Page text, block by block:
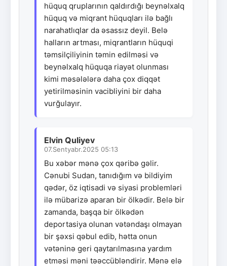
hüquq qruplarının qaldırdığı beynəlxalq
hüquq və miqrant hüquqları ilə bağlı
narahatlıqlar da əsassız deyil. Belə
halların artması, miqrantların hüquqi
təmsilçiliyinin təmin edilməsi və
beynəlxalq hüquqa riayət olunması
kimi məsələlərə daha çox diqqət
yetirilməsinin vacibliyini bir daha
vurğulayır.
Elvin Quliyev
07.Sentyabr.2025 05:13
Bu xəbər mənə çox qəribə gəlir.
Cənubi Sudan, tanıdığım və bildiyim
qədər, öz iqtisadi və siyasi problemləri
ilə mübarizə aparan bir ölkədir. Belə bir
zamanda, başqa bir ölkədən
deportasiya olunan vətəndaşı olmayan
bir şəxsi qəbul edib, hətta onun
vətəninə geri qaytarılmasına yardım
etməsi məni təəccübləndirir. Mənə elə